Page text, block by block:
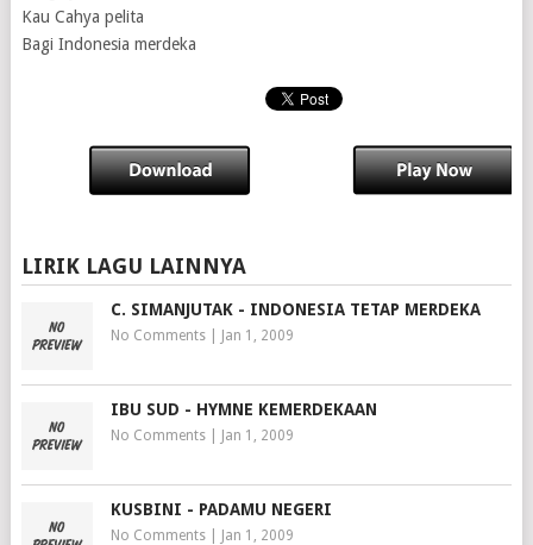
Kau Cahya pelita
Bagi Indonesia merdeka
LIRIK LAGU LAINNYA
C. SIMANJUTAK - INDONESIA TETAP MERDEKA
No Comments| Jan 1, 2009
IBU SUD - HYMNE KEMERDEKAAN
No Comments| Jan 1, 2009
KUSBINI - PADAMU NEGERI
No Comments| Jan 1, 2009